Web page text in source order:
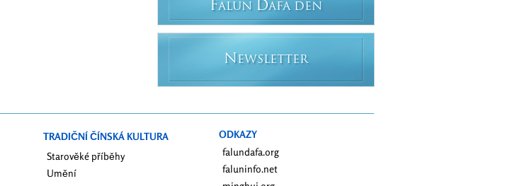
FALUN DAFA DEN
N EWSLETTER
TRADIČNÍ ČÍNSKÁ KULTURA
Starověké příběhy
Umění
ODKAZY
falundafa.org
faluninfo.net